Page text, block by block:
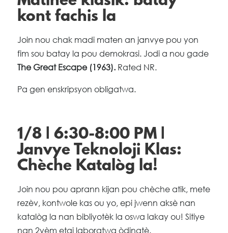
kont fachis la
Join nou chak madi maten an janvye pou yon
fim sou batay la pou demokrasi. Jodi a nou gade
The Great Escape (1963).Rated NR.
Pa gen enskripsyon obligatwa.
1/8 | 6:30-8:00 PM |
Janvye Teknoloji Klas:
Chèche Katalòg la!
Join nou pou aprann kijan pou chèche atik, mete
rezèv, kontwole kas ou yo, epi jwenn aksè nan
katalòg la nan bibliyotèk la oswa lakay ou! Sitiye
nan 2yèm etaj laboratwa òdinatè.